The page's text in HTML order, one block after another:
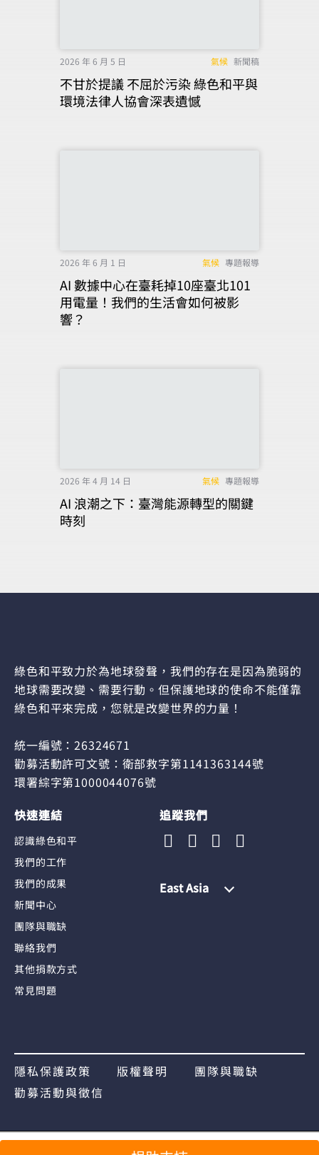
2026 年 6 月 5 日 氣候 新聞稿
不甘於提議 不屈於污染 綠色和平與
環境法律人協會深表遺憾
2026 年 6 月 1 日 氣候 專題報導
AI 數據中心在臺耗掉10座臺北101
用電量！我們的生活會如何被影
響？
2026 年 4 月 14 日 氣候 專題報導
AI 浪潮之下：臺灣能源轉型的關鍵
時刻
綠色和平致力於為地球發聲，我們的存在是因為脆弱的
地球需要改變、需要行動。但保護地球的使命不能僅靠
綠色和平來完成，您就是改變世界的力量！
統一編號：26324671
勸募活動許可文號：衛部救字第1141363144號
環署綜字第1000044076號
快速連結
認識綠色和平
我們的工作
我們的成果
新聞中心
團隊與職缺
聯絡我們
其他捐款方式
常見問題
追蹤我們
East Asia
隱私保護政策 版權聲明
團隊與職缺
勸募活動與徵信